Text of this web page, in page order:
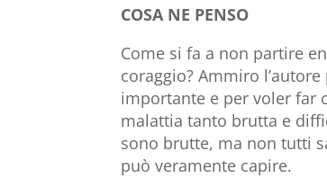
COSA NE PENSO
Come si fa a non partire
coraggio? Ammiro
importante e per voler far
malattia tanto brutta e
sono brutte, ma non tutti
può veramente capire.